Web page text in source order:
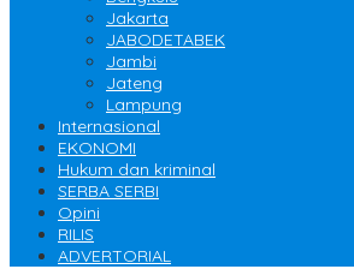
Jakarta
JABODETABEK
Jambi
Jateng
Lampung
Internasional
EKONOMI
Hukum dan kriminal
SERBA SERBI
Opini
RILIS
ADVERTORIAL